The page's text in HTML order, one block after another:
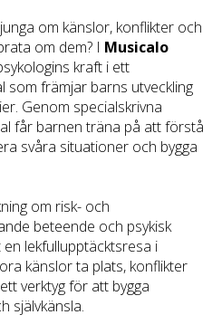
om känslor, konflikter och
om dem? I Musicalo
kraft i ett
som främjar barns utveckling
Genom specialskrivna
får barnen träna på att förstå
svåra situationer och bygga
om risk- och
beteende och psykisk
lekfullupptäcktsresa i
känslor ta plats, konflikter
verktyg för att bygga
självkänsla.